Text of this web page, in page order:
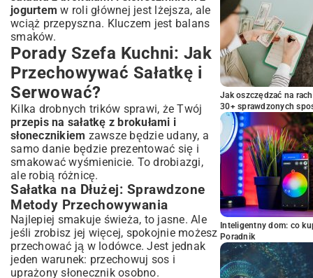
jogurtem w roli głównej jest lżejsza, ale
wciąż przepyszna. Kluczem jest balans
smaków.
Porady Szefa Kuchni: Jak
Przechowywać Sałatkę i
Serwować?
Kilka drobnych trików sprawi, że Twój
przepis na sałatkę z brokułami i
słonecznikiem zawsze będzie udany, a
samo danie będzie prezentować się i
smakować wyśmienicie. To drobiazgi,
ale robią różnicę.
Sałatka na Dłużej: Sprawdzone
Metody Przechowywania
Najlepiej smakuje świeża, to jasne. Ale
jeśli zrobisz jej więcej, spokojnie możesz
przechować ją w lodówce. Jest jednak
jeden warunek: przechowuj sos i
uprażony słonecznik osobno.
Jak oszczędzać na
30+ sprawdzonych
Inteligentny dom: co
Poradnik